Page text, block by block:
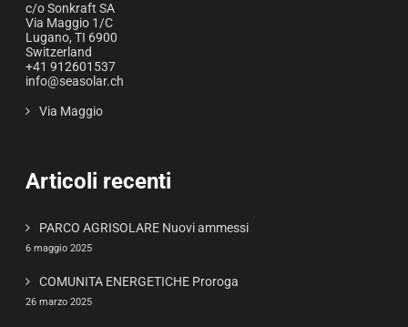
c/o Sonkraft SA
Via Maggio 1/C
Lugano,TI 6900
Switzerland
+41 912601537
info@seasolar.ch
Via Maggio
Articoli recenti
PARCO AGRISOLARE Nuovi ammessi
6 maggio 2025
COMUNITA ENERGETICHE Proroga
26 marzo 2025